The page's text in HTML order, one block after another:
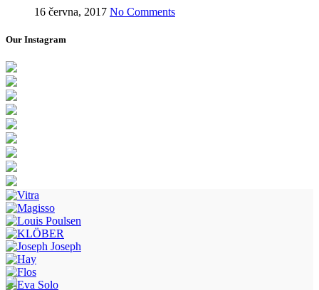
16 června, 2017 No Comments
Our Instagram